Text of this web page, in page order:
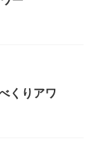
くりアワ